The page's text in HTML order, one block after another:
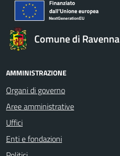
Comune di Ravenna
AMMINISTRAZIONE
Organi di governo
Aree amministrative
Uffici
Enti e fondazioni